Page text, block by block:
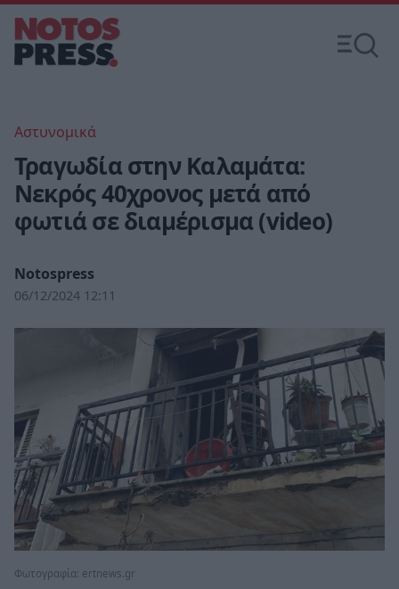
Αστυνομικά
Τραγωδία στην Καλαμάτα:
Νεκρός 40χρονος μετά από
φωτιά σε διαμέρισμα (video)
Notospress
06/12/2024 12:11
Φωτογραφία: ertnews.gr